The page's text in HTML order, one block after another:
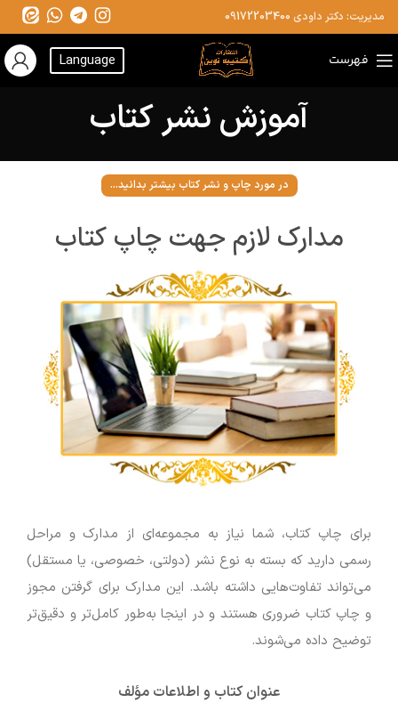
مدیریت: دکتر داودی 09172203400
فهرست Language
آموزش نشر کتاب
در مورد چاپ و نشر کتاب بیشتر بدانید...
مدارک لازم جهت چاپ کتاب
برای چاپ کتاب، شما نیاز به مجموعه‌ای از مدارک و مراحل
رسمی دارید که بسته به نوع نشر (دولتی، خصوصی، یا مستقل)
می‌تواند تفاوت‌هایی داشته باشد. این مدارک برای گرفتن مجوز
و چاپ کتاب ضروری هستند و در اینجا به‌طور کامل‌تر و دقیق‌تر
توضیح داده می‌شوند.
عنوان کتاب و اطلاعات مؤلف